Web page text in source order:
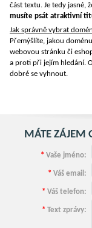
část textu. Je tedy jasné,
musíte psát atraktivní
Jak správně vybrat
Přemýšlíte, jakou
webovou stránku či
a proti při jejím hledání.
dobré se vyhnout.
MÁTE ZÁJEM
* Vaše jméno:
* Váš email:
* Váš telefon:
* Text zprávy: